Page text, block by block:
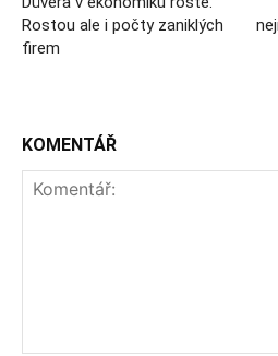
Rostou ale i počty zaniklých
firem
KOMENTÁŘ